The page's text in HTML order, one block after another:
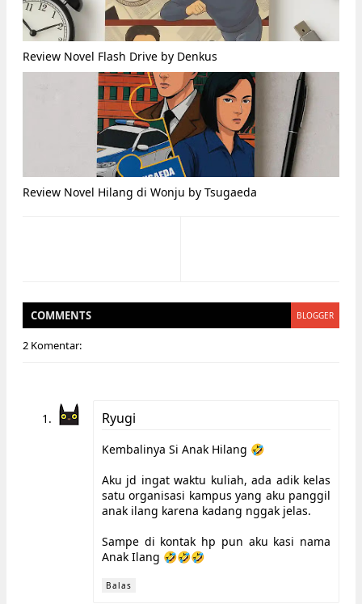
Review Novel Flash Drive by Denkus
Review Novel Hilang di Wonju by Tsugaeda
COMMENTS BLOGGER
2 Komentar:
Ryugi
Kembalinya Si Anak Hilang 🤣
Aku jd ingat waktu kuliah, ada adik kelas
satu organisasi kampus yang aku panggil
anak ilang karena kadang nggak jelas.
Sampe di kontak hp pun aku kasi nama
Anak Ilang 🤣🤣🤣
Balas